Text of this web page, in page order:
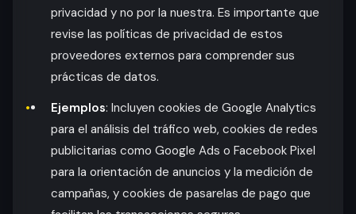
privacidad y no por la nuestra. Es importante que
revise las políticas de privacidad de estos
proveedores externos para comprender sus
prácticas de datos.
Ejemplos: Incluyen cookies de Google Analytics
para el análisis del tráfico web, cookies de redes
publicitarias como Google Ads o Facebook Pixel
para la orientación de anuncios y la medición de
campañas, y cookies de pasarelas de pago que